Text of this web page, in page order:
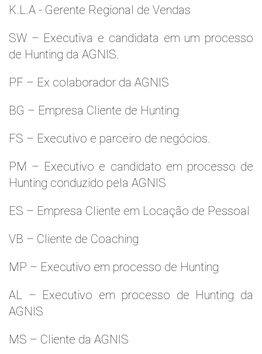
K.L.A - Gerente Regional de Vendas
SW – Executiva e candidata em um processo
de Hunting da AGNIS.
PF – Ex colaborador da AGNIS
BG – Empresa Cliente de Hunting
FS – Executivo e parceiro de negócios.
PM – Executivo e candidato em processo de
Hunting conduzido pela AGNIS
ES – Empresa Cliente em Locação de Pessoal
VB – Cliente de Coaching
MP – Executivo em processo de Hunting
AL – Executivo em processo de Hunting da
AGNIS
MS – Cliente da AGNIS